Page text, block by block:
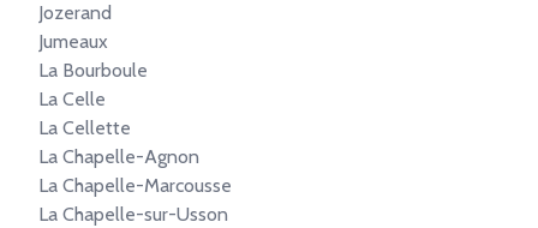
Jozerand
Jumeaux
La Bourboule
La Celle
La Cellette
La Chapelle-Agnon
La Chapelle-Marcousse
La Chapelle-sur-Usson